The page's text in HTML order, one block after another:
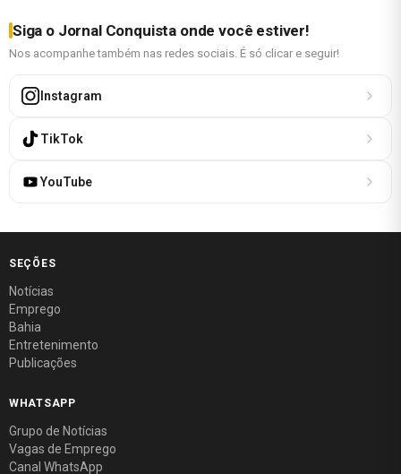
Siga o Jornal Conquista onde você estiver!
Nos acompanhe também nas redes sociais. É só clicar e seguir!
Instagram
TikTok
YouTube
SEÇÕES
Notícias
Emprego
Bahia
Entretenimento
Publicações
WHATSAPP
Grupo de Notícias
Vagas de Emprego
Canal WhatsApp